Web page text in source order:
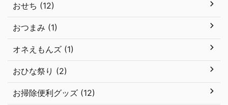
おせち (12)
おつまみ (1)
オネえもんズ (1)
おひな祭り (2)
お掃除便利グッズ (12)